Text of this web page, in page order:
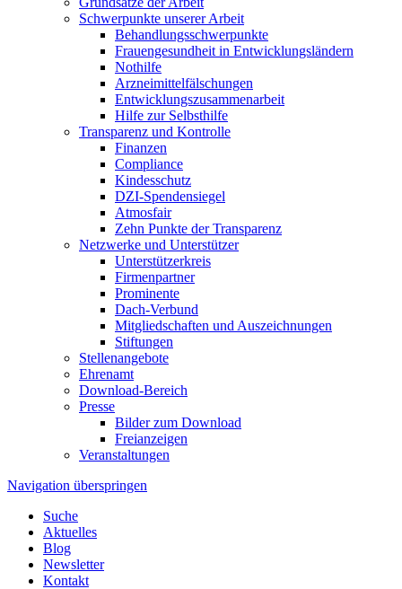
Schwerpunkte unserer Arbeit
Behandlungs­schwerpunkte
Frauengesundheit in Entwicklungsländern
Nothilfe
Arzneimittel­fälschungen
Entwicklungs­zusammenarbeit
Hilfe zur Selbsthilfe
Transparenz und Kontrolle
Finanzen
Compliance
Kindesschutz
DZI-Spendensiegel
Atmosfair
Zehn Punkte der Transparenz
Netzwerke und Unterstützer
Unterstützerkreis
Firmenpartner
Prominente
Dach-Verbund
Mitgliedschaften und Auszeichnungen
Stiftungen
Stellenangebote
Ehrenamt
Download-Bereich
Presse
Bilder zum Download
Freianzeigen
Veranstaltungen
Navigation überspringen
Suche
Aktuelles
Blog
Newsletter
Kontakt